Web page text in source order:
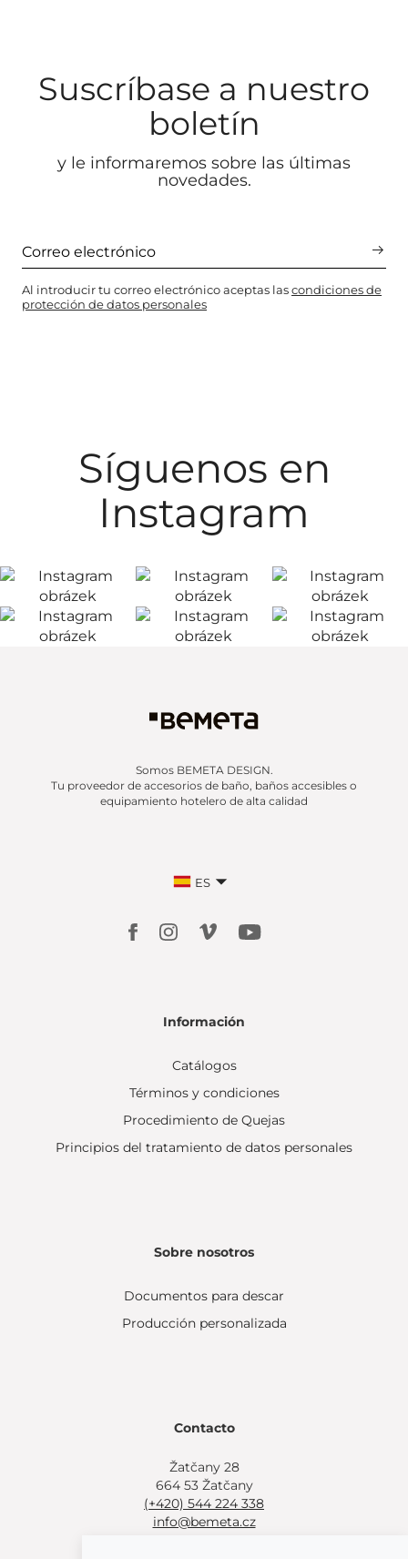
Suscríbase a nuestro
boletín
y le informaremos sobre las últimas
novedades.
Al introducir tu correo electrónico aceptas lascondiciones de
protección de datos personales
Síguenos en
Instagram
Somos BEMETA DESIGN.
Tu proveedor de accesorios de baño, baños accesibles o
equipamiento hotelero de alta calidad
ES
Información
Catálogos
Términos y condiciones
Procedimiento de Quejas
Principios del tratamiento de datos personales
Sobre nosotros
Documentos para descar
Producción personalizada
Contacto
Žatčany 28
664 53 Žatčany
(+420) 544 224 338
info@bemeta.cz